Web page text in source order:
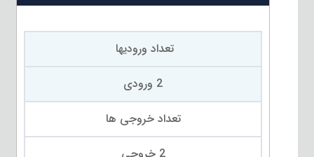
تعداد ورودیها
2 ورودی
تعداد خروجی ها